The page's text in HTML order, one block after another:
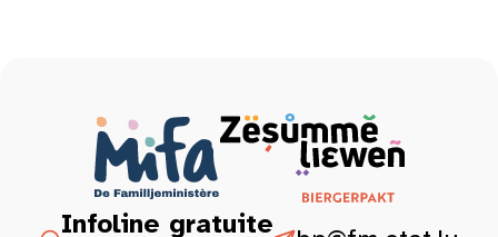
Infoline gratuite